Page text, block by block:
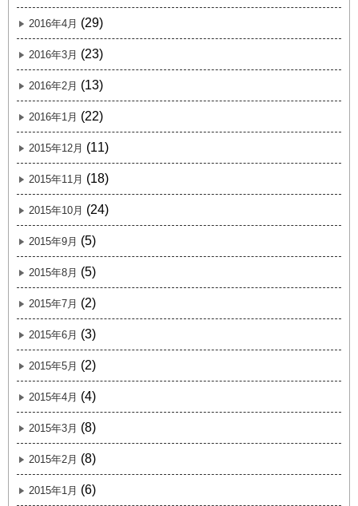
2016年4月 (29)
2016年3月 (23)
2016年2月 (13)
2016年1月 (22)
2015年12月 (11)
2015年11月 (18)
2015年10月 (24)
2015年9月 (5)
2015年8月 (5)
2015年7月 (2)
2015年6月 (3)
2015年5月 (2)
2015年4月 (4)
2015年3月 (8)
2015年2月 (8)
2015年1月 (6)